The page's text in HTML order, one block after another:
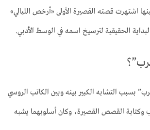
اشتهرت قصته القصيرة الأولى «أرخص الليالي»
الحقيقية لترسيخ اسمه في الوسط الأدبي.
بسبب التشابه الكبير بينه وبين الكاتب الروسي
وكتابة القصص القصيرة، وكان أسلوبهما يشبه